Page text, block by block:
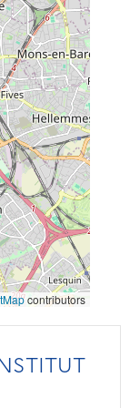
contributors